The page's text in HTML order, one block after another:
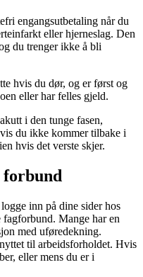
engangsutbetaling når du
eller hjerneslag. Den
du trenger ikke å bli
hvis du dør, og er først og
eller har felles gjeld.
i den tunge fasen,
du ikke kommer tilbake i
hvis det verste skjer.
forbund
inn på dine sider hos
Mange har en
med uføredekning.
til arbeidsforholdet. Hvis
eller mens du er i